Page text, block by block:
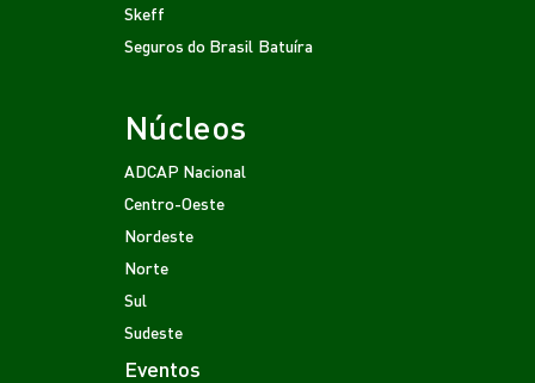
Skeff
Seguros do Brasil Batuíra
Núcleos
ADCAP Nacional
Centro-Oeste
Nordeste
Norte
Sul
Sudeste
Eventos